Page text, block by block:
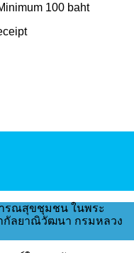
100 baht
รณสุขชุมชน ในพระ
ากัลยาณิวัฒนา กรมหลวง